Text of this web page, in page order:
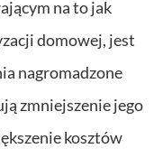
na to jak
domowej, jest
nagromadzone
zmniejszenie jego
kosztów